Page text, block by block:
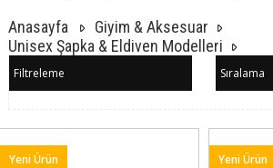
Anasayfa
Giyim & Aksesuar
Unisex Şapka & Eldiven Modelleri
Filtreleme Sıralama
Yeni Ürün Yeni Ürün